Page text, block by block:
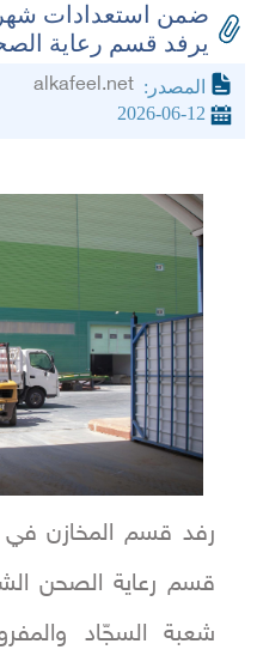
ضمن استعدادات
يرفد قسم رعاية
المصدر:
2026-06-12
رفد قسم المخازن في
قسم رعاية الصحن
شعبة السجّاد